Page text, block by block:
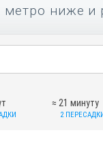
метро ниже и
≈ 21 минуту
2